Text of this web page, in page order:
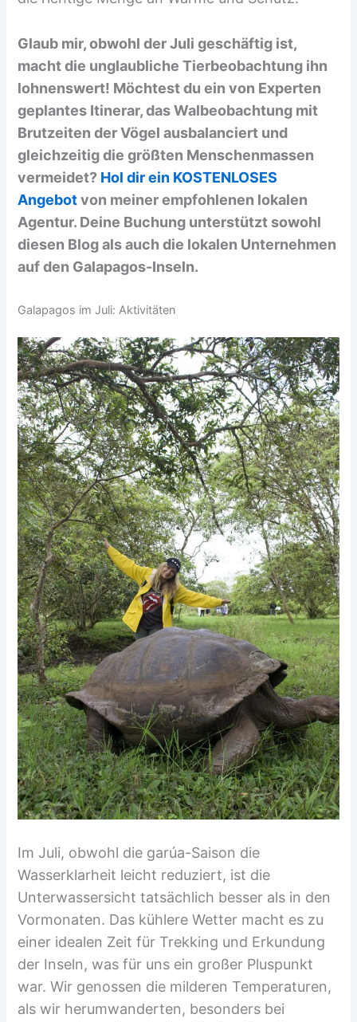
Glaub mir, obwohl der Juli geschäftig ist,
macht die unglaubliche Tierbeobachtung ihn
lohnenswert! Möchtest du ein von Experten
geplantes Itinerar, das Walbeobachtung mit
Brutzeiten der Vögel ausbalanciert und
gleichzeitig die größten Menschenmassen
vermeidet? Hol dir ein KOSTENLOSES
Angebotvon meiner empfohlenen lokalen
Agentur. Deine Buchung unterstützt sowohl
diesen Blog als auch die lokalen Unternehmen
auf den Galapagos-Inseln.
Galapagos im Juli: Aktivitäten
Im Juli, obwohl die garúa-Saison die
Wasserklarheit leicht reduziert, ist die
Unterwassersicht tatsächlich besser als in den
Vormonaten. Das kühlere Wetter macht es zu
einer idealen Zeit für Trekking und Erkundung
der Inseln, was für uns ein großer Pluspunkt
war. Wir genossen die milderen Temperaturen,
als wir herumwanderten, besonders bei